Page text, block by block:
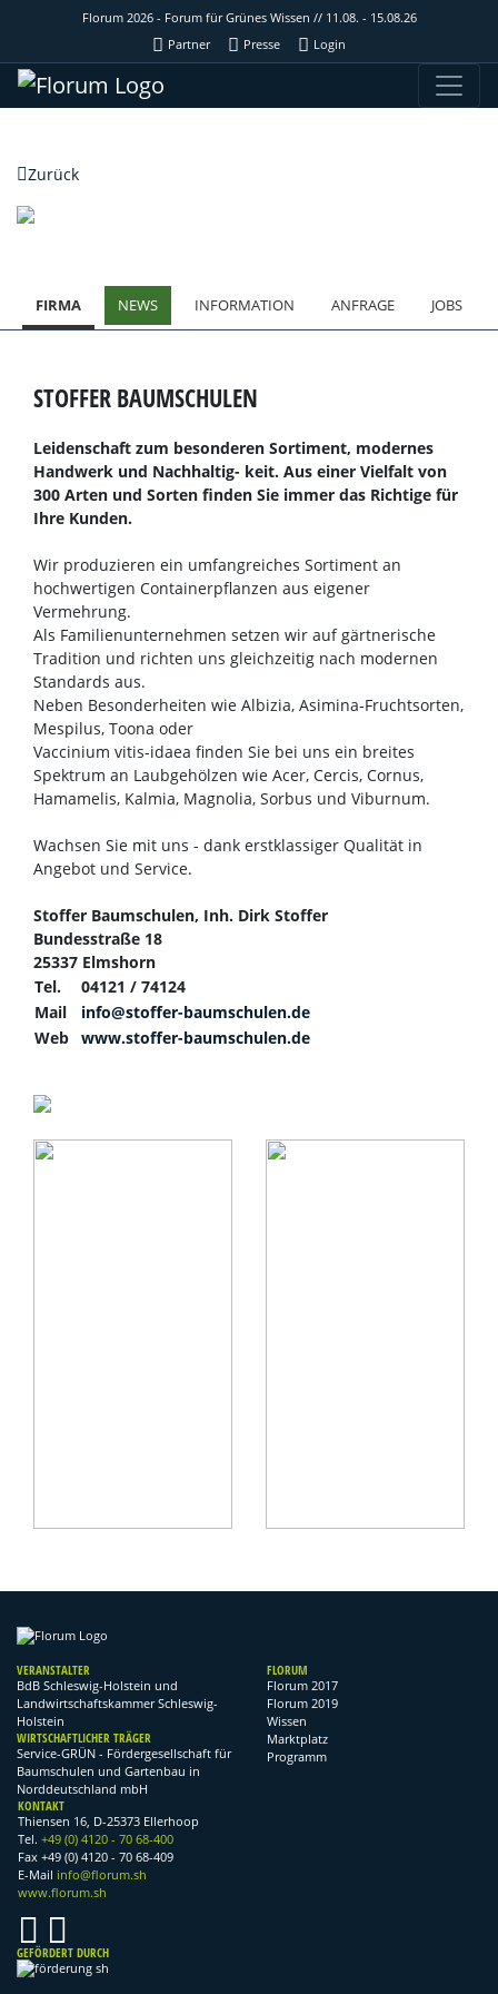
Florum 2026 - Forum für Grünes Wissen // 11.08. - 15.08.26
Partner
Presse Login
Zurück
FIRMA NEWS INFORMATION ANFRAGE JOBS
STOFFER BAUMSCHULEN
Leidenschaft zum besonderen Sortiment, modernes
Handwerk und Nachhaltig- keit. Aus einer Vielfalt von
300 Arten und Sorten finden Sie immer das Richtige für
Ihre Kunden.
Wir produzieren ein umfangreiches Sortiment an
hochwertigen Containerpflanzen aus eigener
Vermehrung.
Als Familienunternehmen setzen wir auf gärtnerische
Tradition und richten uns gleichzeitig nach modernen
Standards aus.
Neben Besonderheiten wie Albizia, Asimina-Fruchtsorten,
Mespilus, Toona oder
Vaccinium vitis-idaea finden Sie bei uns ein breites
Spektrum an Laubgehölzen wie Acer, Cercis, Cornus,
Hamamelis, Kalmia, Magnolia, Sorbus und Viburnum.
Wachsen Sie mit uns - dank erstklassiger Qualität in
Angebot und Service.
Stoffer Baumschulen, Inh. Dirk Stoffer
Bundesstraße 18
25337 Elmshorn
Tel.
04121 / 74124
Mail
info@stoffer-baumschulen.de
Web www.stoffer-baumschulen.de
VERANSTALTER
BdB Schleswig-Holstein und
Landwirtschaftskammer Schleswig-
Holstein
WIRTSCHAFTLICHER TRÄGER
Service-GRÜN - Fördergesellschaft für
Baumschulen und Gartenbau in
Norddeutschland mbH
FLORUM
Florum 2017
Florum 2019
Wissen
Marktplatz
Programm
KONTAKT
Thiensen 16, D-25373 Ellerhoop
Tel. +49 (0) 4120 - 70 68-400
Fax +49 (0) 4120 - 70 68-409
E-Mail info@florum.sh
www.florum.sh
GEFÖRDERT DURCH